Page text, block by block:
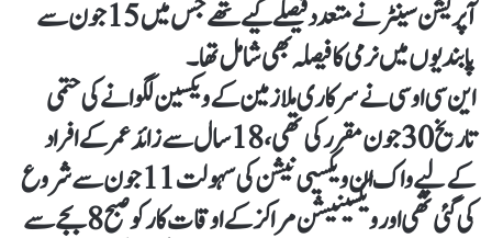
آپریشن سینٹر نے متعدد فیصلے کیے تھے جس میں 15 جون سے
پابندیوں میں نرمی کا فیصلہ بھی شامل تھا۔
این سی او سی نے سرکاری ملازمین کے ویکسین لگوانے کی حتمی
تاریخ 30 جون مقرر کی تھی، 18 سال سے زائد عمر کے افراد
کے لیے واک ان ویکسیی نیشن کی سہولت 11 جون سے شروع
کی گئی تھی اور ویکسینیشن مراکز کے اوقات کار کو صبح 8 بجے سے